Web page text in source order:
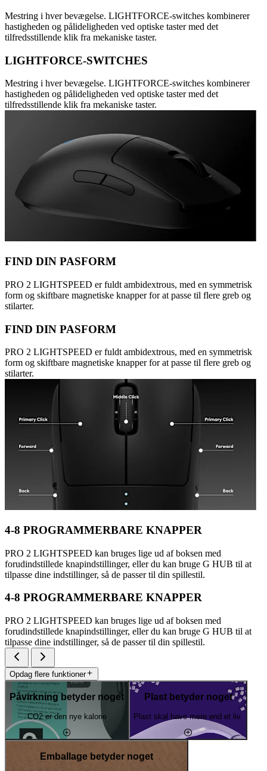
Mestring i hver bevægelse. LIGHTFORCE-switches kombinerer
hastigheden og pålideligheden ved optiske taster med det
tilfredsstillende klik fra mekaniske taster.
LIGHTFORCE-SWITCHES
Mestring i hver bevægelse. LIGHTFORCE-switches kombinerer
hastigheden og pålideligheden ved optiske taster med det
tilfredsstillende klik fra mekaniske taster.
FIND DIN PASFORM
PRO 2 LIGHTSPEED er fuldt ambidextrous, med en symmetrisk
form og skiftbare magnetiske knapper for at passe til flere greb og
stilarter.
FIND DIN PASFORM
PRO 2 LIGHTSPEED er fuldt ambidextrous, med en symmetrisk
form og skiftbare magnetiske knapper for at passe til flere greb og
stilarter.
4-8 PROGRAMMERBARE KNAPPER
PRO 2 LIGHTSPEED kan bruges lige ud af boksen med
forudindstillede knapindstillinger, eller du kan bruge G HUB til at
tilpasse dine indstillinger, så de passer til din spillestil.
4-8 PROGRAMMERBARE KNAPPER
PRO 2 LIGHTSPEED kan bruges lige ud af boksen med
forudindstillede knapindstillinger, eller du kan bruge G HUB til at
tilpasse dine indstillinger, så de passer til din spillestil.
Opdag flere funktioner
Påvirkning betyder noget
CO2 er den nye kalorie
Plast betyder noget
Plast skal have mere end et liv.
Emballage betyder noget